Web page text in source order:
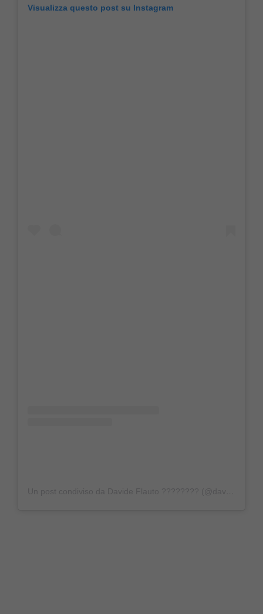
Visualizza questo post su Instagram